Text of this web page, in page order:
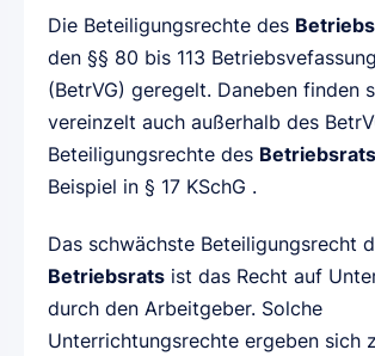
Die Beteiligungsrechte des
den §§ 80 bis 113
(BetrVG) geregelt. Daneben finden
vereinzelt auch außerhalb des
Beteiligungsrechte des Betriebsrats
Beispiel in § 17 KSchG .
Das schwächste Beteiligungsrecht
Betriebsrats ist das Recht auf
durch den Arbeitgeber. Solche
Unterrichtungsrechte ergeben sich